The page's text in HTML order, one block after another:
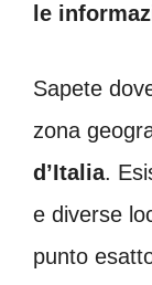
le
Sapete
zona
d’Italia.
e diverse
punto